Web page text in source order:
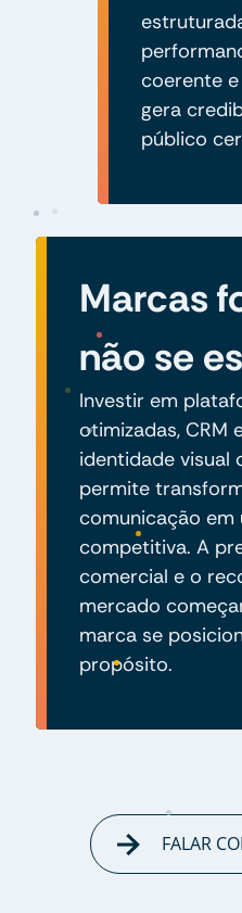
coerente
gera
público
Marcas
não se
Investir em
otimizadas, CRM
identidade visual
permite
comunicação em
competitiva. A
comercial e o
mercado
marca se
propósito.
FALAR